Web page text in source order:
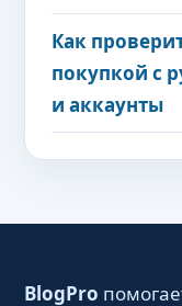
Как
покупкой с
и аккаунты
BlogPro